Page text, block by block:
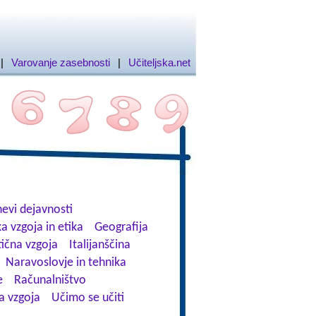
Varovanje zasebnosti | Učiteljska.net
dejavnosti
vzgoja in etika
Geografija
vzgoja
Italijanščina
Naravoslovje in tehnika
Računalništvo
vzgoja
Učimo se učiti